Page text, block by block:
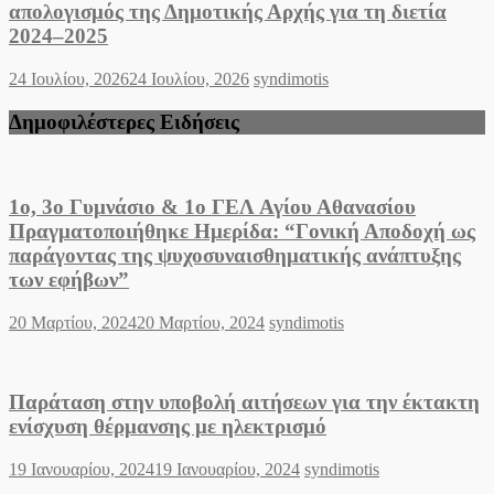
απολογισμός της Δημοτικής Αρχής για τη διετία
2024–2025
Posted
24 Ιουλίου, 202624 Ιουλίου, 2026 Author
syndimotis
Δημοφιλέστερες Ειδήσεις
1ο, 3ο Γυμνάσιο & 1ο ΓΕΛ Αγίου Αθανασίου
Πραγματοποιήθηκε Ημερίδα: “Γονική Αποδοχή ως
παράγοντας της ψυχοσυναισθηματικής ανάπτυξης
των εφήβων”
Posted
20 Μαρτίου, 202420 Μαρτίου, 2024 Author
syndimotis
Παράταση στην υποβολή αιτήσεων για την έκτακτη
ενίσχυση θέρμανσης με ηλεκτρισμό
Posted
19 Ιανουαρίου, 202419 Ιανουαρίου, 2024 Author
syndimotis